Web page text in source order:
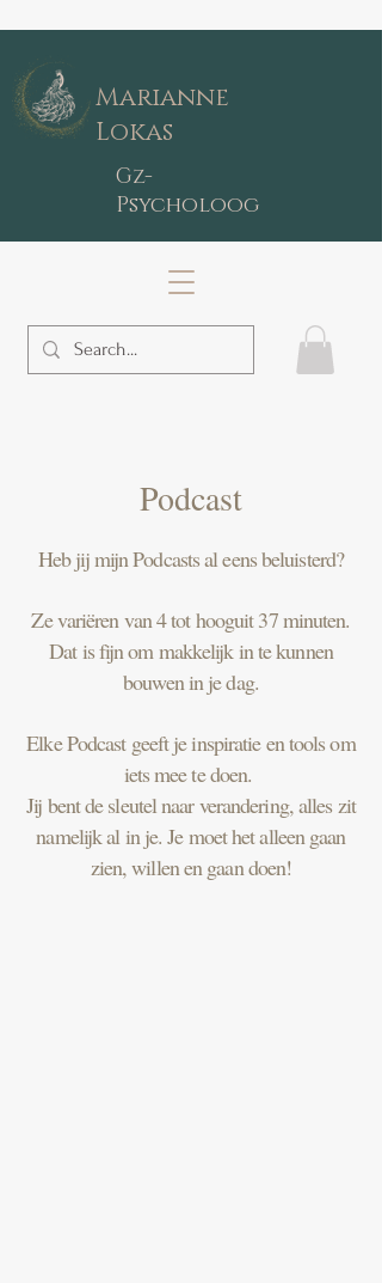
Marianne
Lokas
Gz-
Psycholoog
Podcast
Heb jij mijn Podcasts al eens beluisterd?
Ze variëren van 4 tot hooguit 37 minuten.
Dat is fijn om makkelijk in te kunnen
bouwen in je dag.
Elke Podcast geeft je inspiratie en tools om
iets mee te doen.
Jij bent de sleutel naar verandering, alles zit
namelijk al in je. Je moet het alleen gaan
zien, willen en gaan doen!